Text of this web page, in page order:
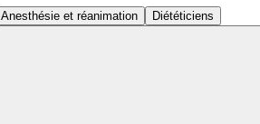
Anesthésie et réanimation Diététiciens